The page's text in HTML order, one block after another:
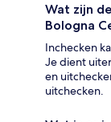
Wat zijn
Bologna
Inchecken
Je dient
en
uitchecken.